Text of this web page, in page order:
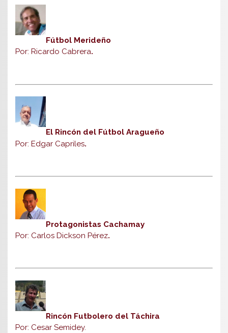
Fútbol Merideño
Por: Ricardo Cabrera.
El Rincón del Fútbol Aragueño
Por: Edgar Capriles.
Protagonistas Cachamay
Por: Carlos Dickson Pérez.
Rincón Futbolero del Táchira
Por: Cesar Semidey.